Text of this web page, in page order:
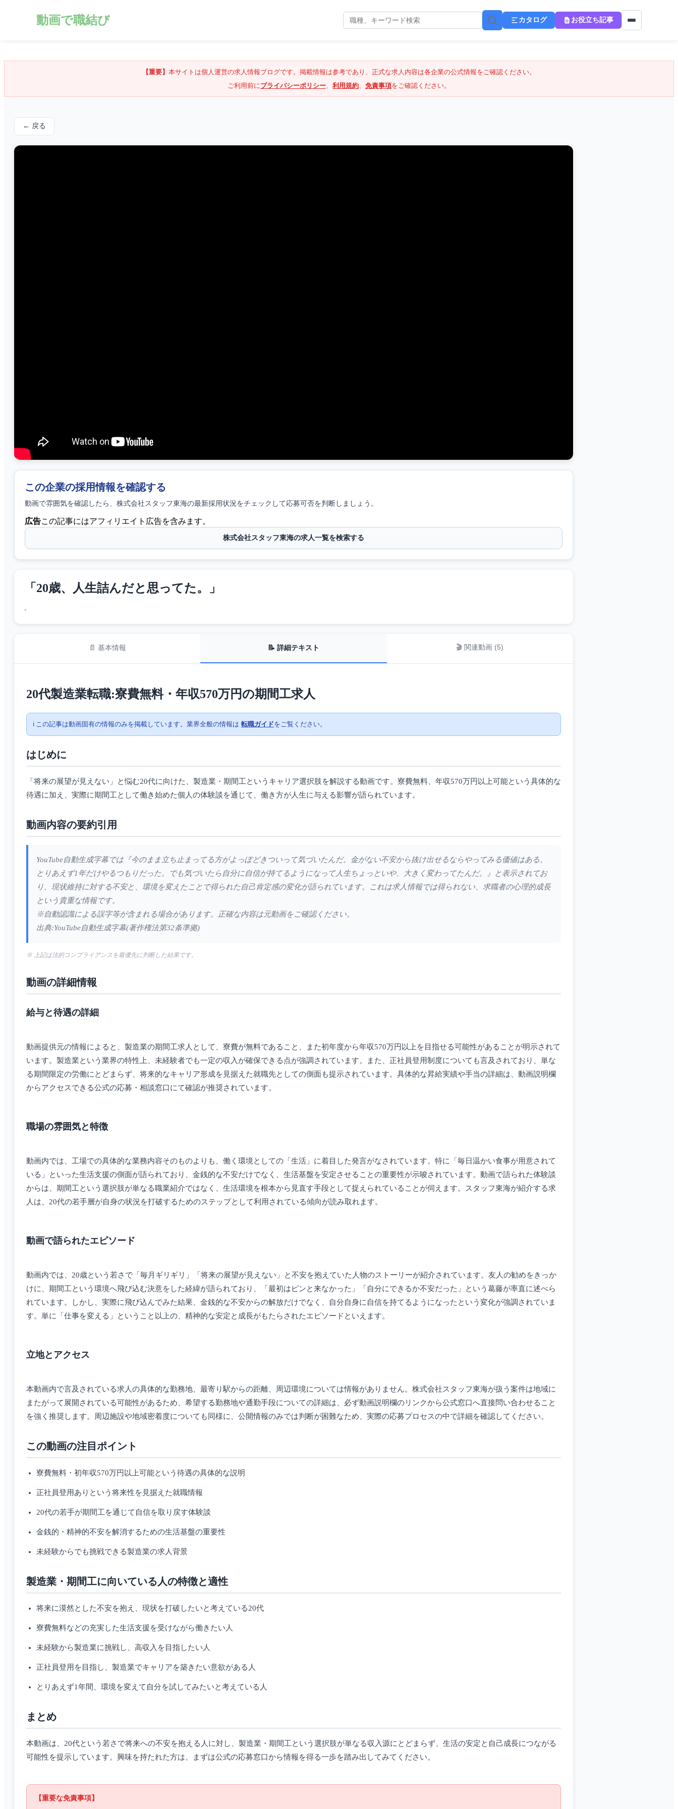
動画で職結び カタログ お役立ち記事
【重要】 本サイトは個人運営の求人情報ブログです。掲載情報は参考であり、正式な求人内容は各企業の公式情報をご確認ください。
ご利用前にプライバシーポリシー、 利用規約、 免責事項をご確認ください。
← 戻る
この企業の採用情報を確認する
動画で雰囲気を確認したら、 株式会社スタッフ東海の最新採用状況をチェックして応募可否を判断しましょう。
広告この記事にはアフィリエイト広告を含みます。
株式会社スタッフ東海の求人一覧を検索する
「20歳、人生詰んだと思ってた。」
-
📄 基本情報 📝 詳細テキスト 🎬 関連動画 (5)
20代製造業転職:寮費無料・年収570万円の期間工求人
ℹ️ この記事は動画固有の情報のみを掲載しています。業界全般の情報は 転職ガイドをご覧ください。
はじめに
「将来の展望が見えない」と悩む20代に向けた、製造業・期間工というキャリア選択肢を解説する動画です。寮費無料、年収570万円以上可能という具体的な
待遇に加え、実際に期間工として働き始めた個人の体験談を通じて、働き方が人生に与える影響が語られています。
動画内容の要約引用
YouTube自動生成字幕では『今のまま立ち止まってる方がよっぽどきついって気づいたんだ。金がない不安から抜け出せるならやってみる価値はある。
とりあえず1年だけやるつもりだった。でも気づいたら自分に自信が持てるようになって人生ちょっといや、大きく変わってたんだ。』と表示されてお
り、現状維持に対する不安と、環境を変えたことで得られた自己肯定感の変化が語られています。これは求人情報では得られない、求職者の心理的成長
という貴重な情報です。
※自動認識による誤字等が含まれる場合があります。正確な内容は元動画をご確認ください。
出典:YouTube自動生成字幕(著作権法第32条準拠)
※ 上記は法的コンプライアンスを最優先に判断した結果です。
動画の詳細情報
給与と待遇の詳細
動画提供元の情報によると、製造業の期間工求人として、寮費が無料であること、また初年度から年収570万円以上を目指せる可能性があることが明示されて
います。製造業という業界の特性上、未経験者でも一定の収入が確保できる点が強調されています。また、正社員登用制度についても言及されており、単な
る期間限定の労働にとどまらず、将来的なキャリア形成を見据えた就職先としての側面も提示されています。具体的な昇給実績や手当の詳細は、動画説明欄
からアクセスできる公式の応募・相談窓口にて確認が推奨されています。
職場の雰囲気と特徴
動画内では、工場での具体的な業務内容そのものよりも、働く環境としての「生活」に着目した発言がなされています。特に「毎日温かい食事が用意されて
いる」といった生活支援の側面が語られており、金銭的な不安だけでなく、生活基盤を安定させることの重要性が示唆されています。動画で語られた体験談
からは、期間工という選択肢が単なる職業紹介ではなく、生活環境を根本から見直す手段として捉えられていることが伺えます。スタッフ東海が紹介する求
人は、20代の若手層が自身の状況を打破するためのステップとして利用されている傾向が読み取れます。
動画で語られたエピソード
動画内では、20歳という若さで「毎月ギリギリ」「将来の展望が見えない」と不安を抱えていた人物のストーリーが紹介されています。友人の勧めをきっか
けに、期間工という環境へ飛び込む決意をした経緯が語られており、「最初はピンと来なかった」「自分にできるか不安だった」という葛藤が率直に述べら
れています。しかし、実際に飛び込んでみた結果、金銭的な不安からの解放だけでなく、自分自身に自信を持てるようになったという変化が強調されていま
す。単に「仕事を変える」ということ以上の、精神的な安定と成長がもたらされたエピソードといえます。
立地とアクセス
本動画内で言及されている求人の具体的な勤務地、最寄り駅からの距離、周辺環境については情報がありません。株式会社スタッフ東海が扱う案件は地域に
またがって展開されている可能性があるため、希望する勤務地や通勤手段についての詳細は、必ず動画説明欄のリンクから公式窓口へ直接問い合わせること
を強く推奨します。周辺施設や地域密着度についても同様に、公開情報のみでは判断が困難なため、実際の応募プロセスの中で詳細を確認してください。
この動画の注目ポイント
寮費無料・初年収570万円以上可能という待遇の具体的な説明
正社員登用ありという将来性を見据えた就職情報
20代の若手が期間工を通じて自信を取り戻す体験談
金銭的・精神的不安を解消するための生活基盤の重要性
未経験からでも挑戦できる製造業の求人背景
製造業・期間工に向いている人の特徴と適性
将来に漠然とした不安を抱え、現状を打破したいと考えている20代
寮費無料などの充実した生活支援を受けながら働きたい人
未経験から製造業に挑戦し、高収入を目指したい人
正社員登用を目指し、製造業でキャリアを築きたい意欲がある人
とりあえず1年間、環境を変えて自分を試してみたいと考えている人
まとめ
本動画は、20代という若さで将来への不安を抱える人に対し、製造業・期間工という選択肢が単なる収入源にとどまらず、生活の安定と自己成長につながる
可能性を提示しています。興味を持たれた方は、まずは公式の応募窓口から情報を得る一歩を踏み出してみてください。
【重要な免責事項】